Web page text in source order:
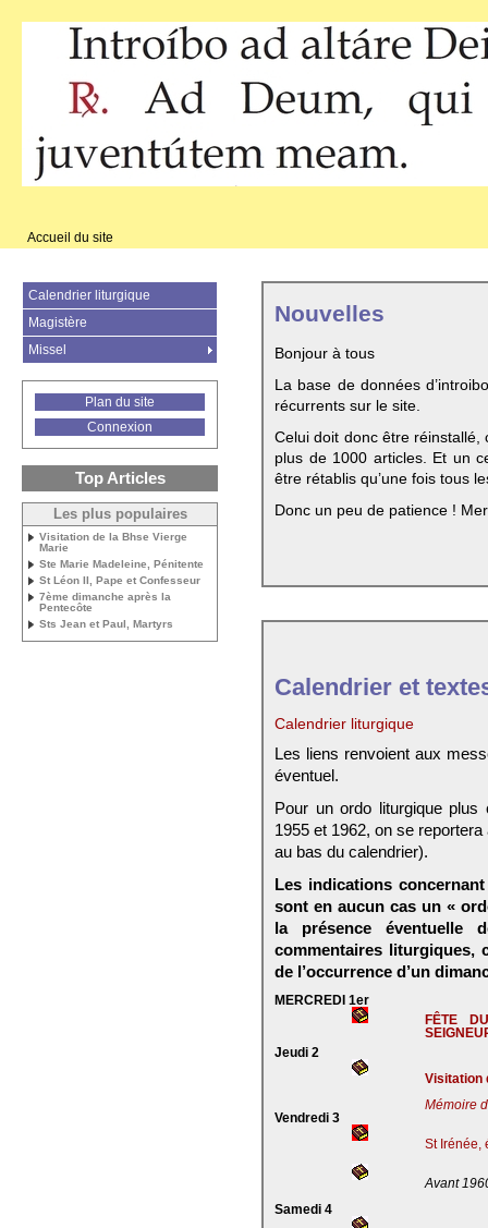
Accueil du site
Nouvelles
Bonjour à tous
La base de données
récurrents sur le site.
Celui doit donc être
plus de 1000 articles. Et un
être rétablis qu’une fois tous
Donc un peu de patience !
Calendrier et
Calendrier liturgique
Les liens renvoient aux
éventuel.
Pour un ordo liturgique plus
1955 et 1962, on se
au bas du calendrier).
Les indications
sont en aucun cas un «
la présence éventuelle
commentaires liturgiques,
de l’occurrence d’un
MERCREDI 1er
FÊTE
Jeudi 2
Visitation
Mémoire
Vendredi 3
St Irénée,
Avant
Samedi 4
Calendrier liturgique
Magistère
Missel
Plan du site
Connexion
Top Articles
Les plus populaires
Visitation de la Bhse Vierge
Marie
Ste Marie Madeleine, Pénitente
St Léon II, Pape et Confesseur
7ème dimanche après la
Pentecôte
Sts Jean et Paul, Martyrs